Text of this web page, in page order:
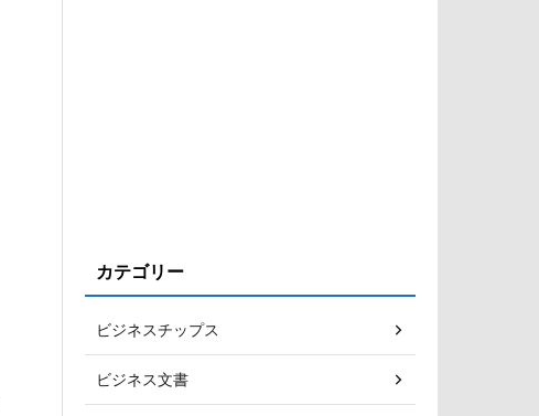
カテゴリー
ビジネスチップス
ビジネス文書